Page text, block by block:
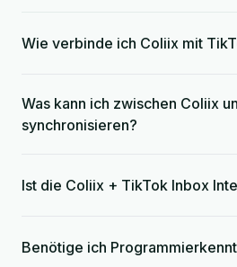
Wie verbinde ich Coliix mit
Was kann ich zwischen Coliix
synchronisieren?
Ist die Coliix + TikTok Inbox
Benötige ich